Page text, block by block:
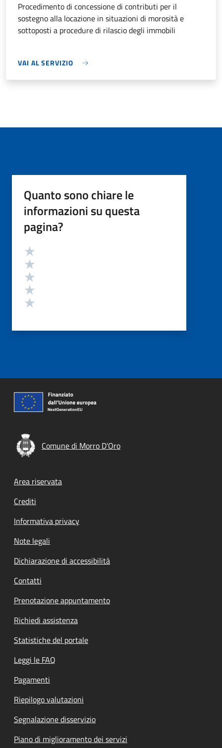
Procedimento di concessione di contributi per il
sostegno alla locazione in situazioni di morosità e
sottoposti a procedure di rilascio degli immobili
VAI AL SERVIZIO
Quanto sono chiare le
informazioni su questa
pagina?
Valutazione
Comune di Morro D'Oro
Footer menu
Area riservata
Crediti
Informativa privacy
Note legali
Dichiarazione di accessibilità
Contatti
Prenotazione appuntamento
Richiedi assistenza
Statistiche del portale
Leggi le FAQ
Pagamenti
Riepilogo valutazioni
Segnalazione disservizio
Piano di miglioramento dei servizi